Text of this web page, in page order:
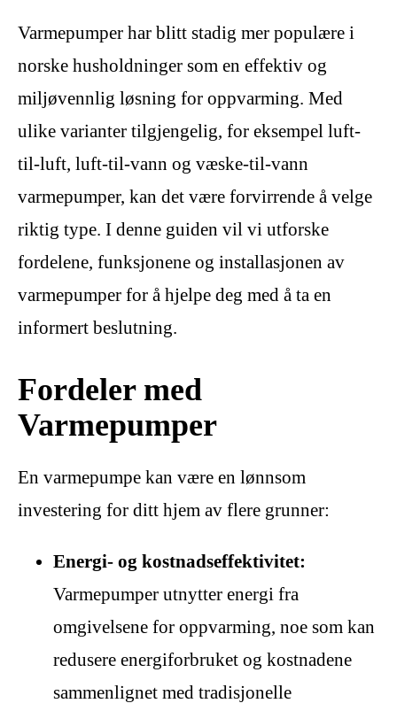
Varmepumper har blitt stadig mer populære i
norske husholdninger som en effektiv og
miljøvennlig løsning for oppvarming. Med
ulike varianter tilgjengelig, for eksempel luft-
til-luft, luft-til-vann og væske-til-vann
varmepumper, kan det være forvirrende å velge
riktig type. I denne guiden vil vi utforske
fordelene, funksjonene og installasjonen av
varmepumper for å hjelpe deg med å ta en
informert beslutning.
Fordeler med
Varmepumper
En varmepumpe kan være en lønnsom
investering for ditt hjem av flere grunner:
Energi- og kostnadseffektivitet:
Varmepumper utnytter energi fra
omgivelsene for oppvarming, noe som kan
redusere energiforbruket og kostnadene
sammenlignet med tradisjonelle